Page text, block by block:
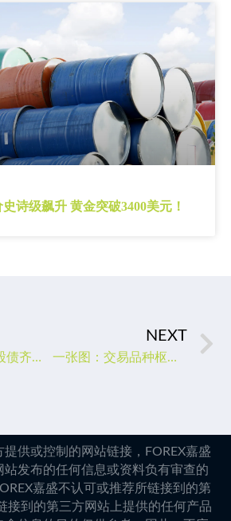
诗级飙升 黄金突破3400美元！
鹰声震天响、股债齐上涨！美联储新年首秀无奈“对牛弹琴”？
NEXT
一张图：交易品种枢纽点+多空占比一览(2023/01/05周四)
供或控制的网站链接，FOREX嘉盛
发布的任何信息或资料负有审查的
嘉盛不认可或推荐所链接到的第
接到的第三方网站上提供的任何产品